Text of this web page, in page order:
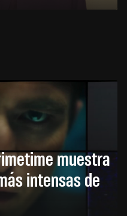
muestra
intensas de